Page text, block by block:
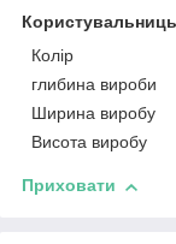
Колір
глибина вироби
Ширина виробу
Висота виробу
Приховати